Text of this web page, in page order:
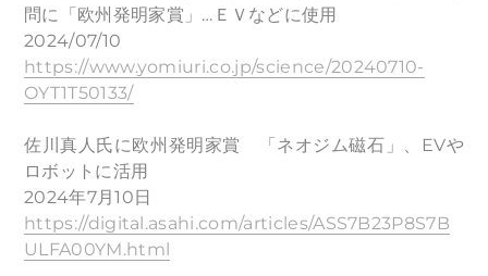
問に「欧州発明家賞」…ＥＶなどに使用
2024/07/10
https://www.yomiuri.co.jp/science/20240710-
OYT1T50133/
佐川真人氏に欧州発明家賞 「ネオジム磁石」、EVや
ロボットに活用
2024年7月10日
https://digital.asahi.com/articles/ASS7B23P8S7B
ULFA00YM.html